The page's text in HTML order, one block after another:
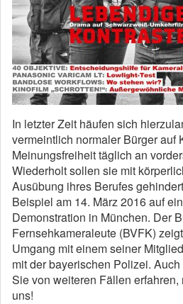
In letzter Zeit häufen sich
vermeintlich normaler Bürger auf
Meinungsfreiheit täglich an
Wiederholt sollen sie mit
Ausübung ihres Berufes
Beispiel am 14. März 2016 auf
Demonstration in München. Der
Fernsehkameraleute (BVFK)
Umgang mit einem seiner
mit der bayerischen Polizei.
Sie von weiteren Fällen
uns!